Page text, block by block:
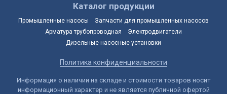
Каталог продукции
Промышленные насосы
Запчасти для промышленных насосов
Арматура трубопроводная
Электродвигатели
Дизельные насосные установки
Политика конфиденциальности
Информация о наличии на складе и стоимости товаров носит
информационный характер и не является публичной офертой